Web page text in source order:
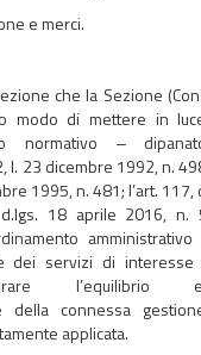
e merci.
che la Sezione
modo di mettere in
normativo ‒
l. 23 dicembre 1992, n.
1995, n. 481; l’art.
18 aprile 2016, n.
dei servizi di interesse
l’equilibrio
della connessa
applicata.